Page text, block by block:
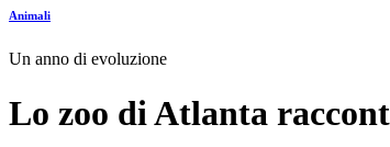
Animali
Un anno di evoluzione
Lo zoo di Atlanta